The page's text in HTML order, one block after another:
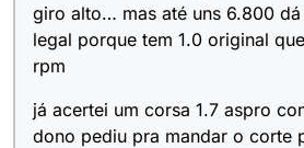
giro alto… mas até uns 6.800
legal porque tem 1.0 original
rpm
já acertei um corsa 1.7 aspro
dono pediu pra mandar o corte